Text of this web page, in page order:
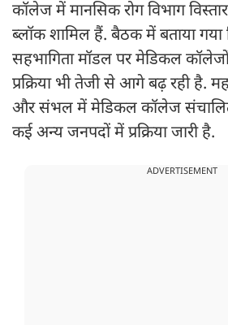
कॉलेज में मानसिक रोग विभाग
ब्लॉक शामिल हैं. बैठक में बताया गया
सहभागिता मॉडल पर मेडिकल
प्रक्रिया भी तेजी से आगे बढ़ रही है.
और संभल में मेडिकल कॉलेज
कई अन्य जनपदों में प्रक्रिया जारी है.
ADVERTISEMENT